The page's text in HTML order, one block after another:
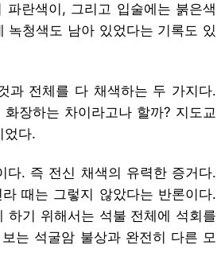
란색이, 그리고 입술에는 붉은색
청색도 남아 있었다는 기록도 있
과 전체를 다 채색하는 두 가지다.
장하는 차이라고나 할까? 지도교
었다.
다. 즉 전신 채색의 유력한 증거다.
때는 그렇지 않았다는 반론이다.
하기 위해서는 석불 전체에 석회를
는 석굴암 불상과 완전히 다른 모